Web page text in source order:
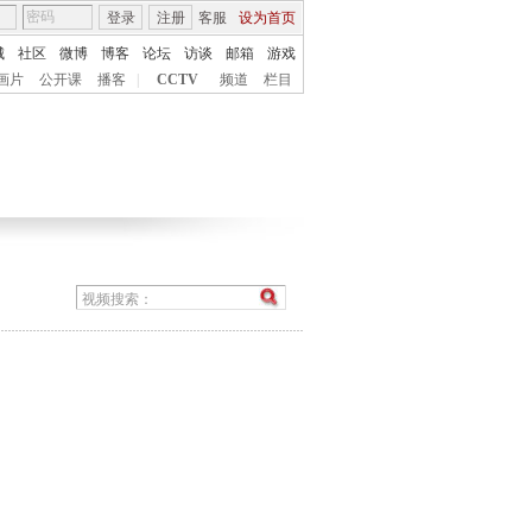
客服 设为首页
登录 注册
社区 微博 博客 论坛 访谈 邮箱
游戏
片
公开课 播客 CCTV 频道 栏目